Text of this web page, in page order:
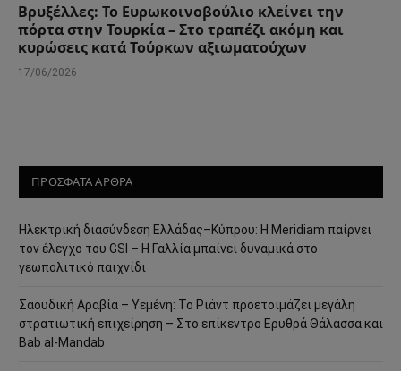
Βρυξέλλες: Το Ευρωκοινοβούλιο κλείνει την
πόρτα στην Τουρκία – Στο τραπέζι ακόμη και
κυρώσεις κατά Τούρκων αξιωματούχων
17/06/2026
ΠΡΟΣΦΑΤΑ ΑΡΘΡΑ
Ηλεκτρική διασύνδεση Ελλάδας–Κύπρου: Η Meridiam παίρνει
τον έλεγχο του GSI – Η Γαλλία μπαίνει δυναμικά στο
γεωπολιτικό παιχνίδι
Σαουδική Αραβία – Υεμένη: Το Ριάντ προετοιμάζει μεγάλη
στρατιωτική επιχείρηση – Στο επίκεντρο Ερυθρά Θάλασσα και
Bab al-Mandab